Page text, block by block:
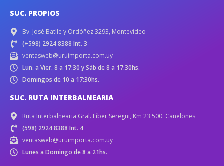
SUC. PROPIOS
Bv. José Batlle y Ordóñez 3293, Montevideo
(+598) 2924 8388 Int. 3
ventasweb@uruimporta.com.uy
Lun. a Vier. 8 a 17:30 y Sáb de 8 a 17:30hs.
Domingos de 10 a 17:30hs.
SUC. RUTA INTERBALNEARIA
Ruta Interbalnearia Gral. Líber Seregni, Km 23.500. Canelones
(598) 2924 8388 Int. 4
ventasweb@uruimporta.com.uy
Lunes a Domingo de 8 a 21hs.